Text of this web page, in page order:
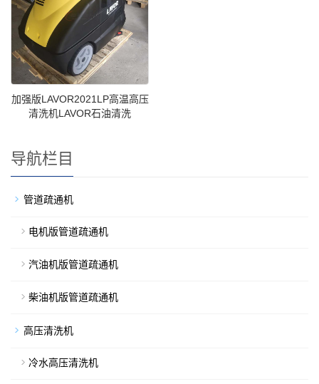
加强版LAVOR2021LP高温高压
清洗机LAVOR石油清洗
导航栏目
管道疏通机
电机版管道疏通机
汽油机版管道疏通机
柴油机版管道疏通机
高压清洗机
冷水高压清洗机